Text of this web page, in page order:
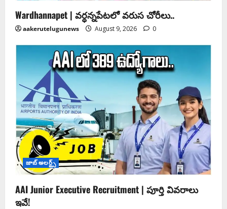
Wardhannapet | వర్ధన్నపేటలో వరుస చోరీలు..
aakerutelugunews August 9, 2026 0
జాబ్ అలర్ట్స్
AAI Junior Executive Recruitment | పూర్తి వివరాలు
ఇవే!